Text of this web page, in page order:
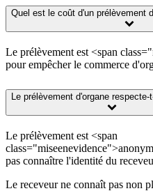
Quel est le coût d'un prélèvement
Le prélèvement est <span
pour empêcher le commerce
Le prélèvement d'organe
Le prélèvement est <span
pas connaître l'identité du
Le receveur ne connaît pas non